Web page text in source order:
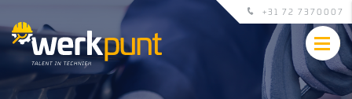
+31 72 7370007